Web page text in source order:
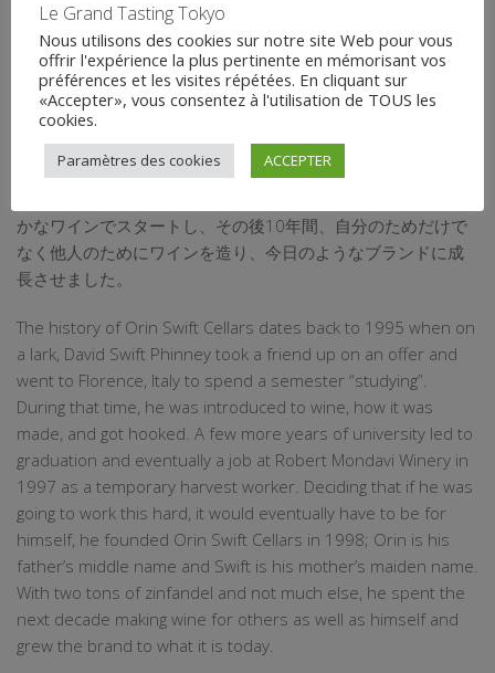
イタリアのフィレンツェに半期留学したときに遡ります。そ
こで彼はワインとその造り方を知って、夢中になりました。
それから数年後に大学を卒業し、1997年、ロバート・モンダ
ヴィ・ワイナリーで収穫期の臨時従業員として働くことに。
これだけ一生懸命働くのなら、最終的に自分のためにならな
ければならないと考え、1998年にオリン・スウィフト・セラ
ーズを設立。オリンは彼の父親のミドルネーム、スウィフト
かなワインでスタートし、その後10年間、自分のためだけで
なく他人のためにワインを造り、今日のようなブランドに成
長させました。
The history of Orin Swift Cellars dates back to 1995 when on
a lark, David Swift Phinney took a friend up on an offer and
went to Florence, Italy to spend a semester “studying”.
During that time, he was introduced to wine, how it was
made, and got hooked. A few more years of university led to
graduation and eventually a job at Robert Mondavi Winery in
1997 as a temporary harvest worker. Deciding that if he was
going to work this hard, it would eventually have to be for
himself, he founded Orin Swift Cellars in 1998; Orin is his
father’s middle name and Swift is his mother’s maiden name.
With two tons of zinfandel and not much else, he spent the
next decade making wine for others as well as himself and
grew the brand to what it is today.
Le Grand Tasting Tokyo
Nous utilisons des cookies sur notre site Web pour vous
offrir l'expérience la plus pertinente en mémorisant vos
préférences et les visites répétées. En cliquant sur
«Accepter», vous consentez à l'utilisation de TOUS les
cookies.
Paramètres des cookies ACCEPTER